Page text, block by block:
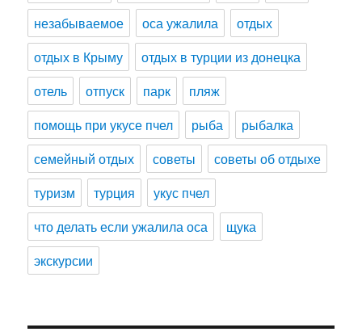
незабываемое
оса ужалила
отдых
отдых в Крыму
отдых в турции из донецка
отель
отпуск парк
пляж
помощь при укусе пчел
рыба
рыбалка
семейный отдых
советы
советы об отдыхе
туризм
турция
укус пчел
что делать если ужалила оса
щука
экскурсии